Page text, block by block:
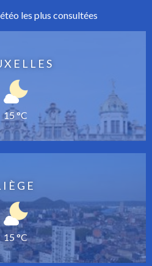
les plus consultées
15 °C
15 °C